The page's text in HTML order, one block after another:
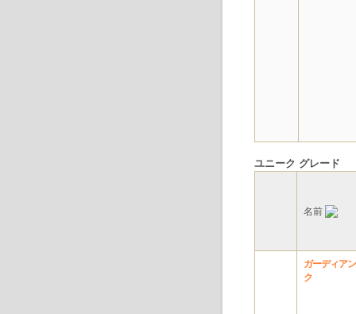
ユニーク グレード
名前
ガーディア
ク